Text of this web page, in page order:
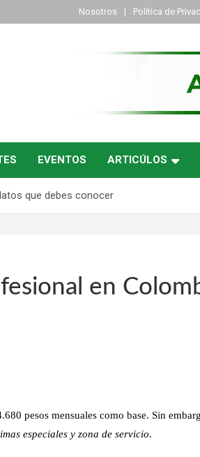
Nosotros Política de
EVENTOS ARTICÚLOS
que debes conocer
en
pesos mensuales como base. Sin
especiales y zona de servicio.